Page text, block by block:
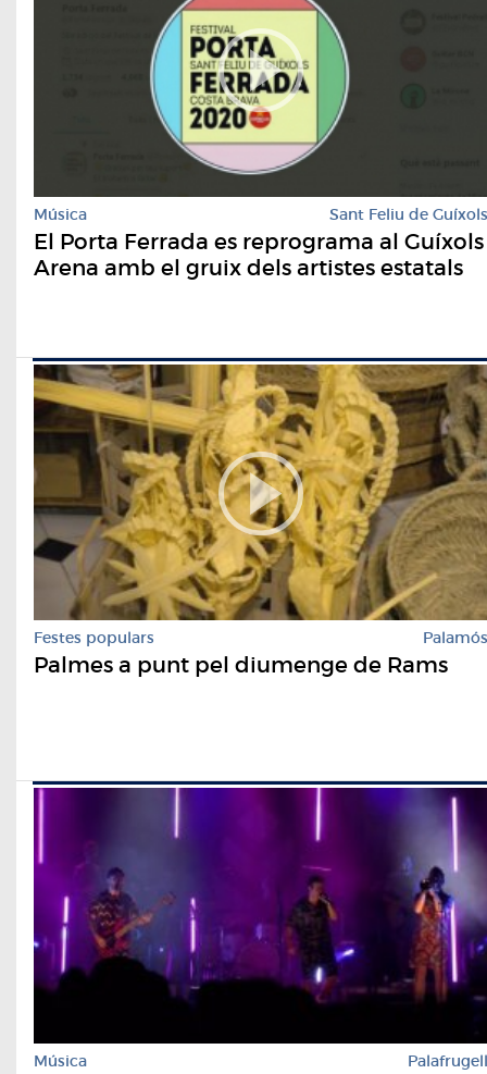
Música Sant Feliu de Guíxols
El Porta Ferrada es reprograma al Guíxols
Arena amb el gruix dels artistes estatals
Festes populars Palamós
Palmes a punt pel diumenge de Rams
Música Palafrugell